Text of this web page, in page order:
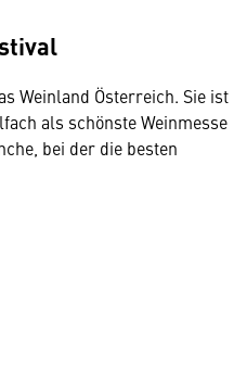
Weinland Österreich. Sie ist
als schönste Weinmesse
bei der die besten